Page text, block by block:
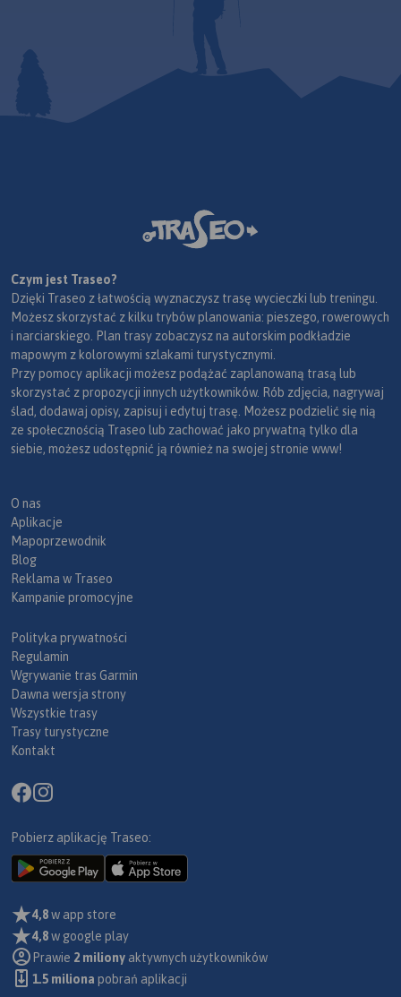
Czym jest Traseo?
Dzięki Traseo z łatwością wyznaczysz trasę wycieczki lub treningu.
Możesz skorzystać z kilku trybów planowania: pieszego, rowerowych
i narciarskiego. Plan trasy zobaczysz na autorskim podkładzie
mapowym z kolorowymi szlakami turystycznymi.
Przy pomocy aplikacji możesz podążać zaplanowaną trasą lub
skorzystać z propozycji innych użytkowników. Rób zdjęcia, nagrywaj
ślad, dodawaj opisy, zapisuj i edytuj trasę. Możesz podzielić się nią
ze społecznością Traseo lub zachować jako prywatną tylko dla
siebie, możesz udostępnić ją również na swojej stronie www!
O nas
Aplikacje
Mapoprzewodnik
Blog
Reklama w Traseo
Kampanie promocyjne
Polityka prywatności
Regulamin
Wgrywanie tras Garmin
Dawna wersja strony
Wszystkie trasy
Trasy turystyczne
Kontakt
Pobierz aplikację Traseo:
4,8w app store
4,8w google play
Prawie 2 miliony aktywnych użytkowników
1.5 miliona pobrań aplikacji